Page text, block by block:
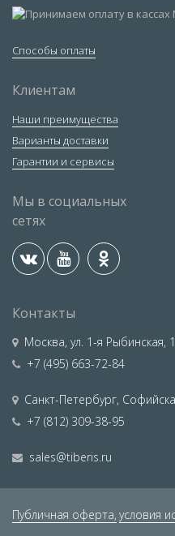
Способы оплаты
Клиентам
Наши преимущества
Варианты доставки
Гарантии и сервисы
Мы в социальных
сетях
Контакты
Москва, ул. 1-я Рыбинская,
+7 (495) 663-72-84
Санкт-Петербург,
+7 (812) 309-38-95
sales@tiberis.ru
Публичная оферта, условия